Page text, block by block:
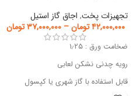
تجهیزات پخت, اجاق گاز استیل
۴۲,۰۰۰,۰۰۰ تومان – ۳۷,۰۰۰,۰۰۰ تومان
ضخامت ورق : ۱٫۲۵
رویه چدنی نشکن لعابی
قابل استفاده با گاز شهری یا کپسول